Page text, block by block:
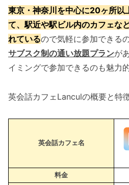
東京・神奈川を中心に20ヶ所以
て、駅近や駅ビル内のカフェな
れているので気軽に参加できる
サブスク制の通い放題プランが
イミングで参加できるのも魅力
英会話カフェLanculの概要と特
英会話カフェ名
料金